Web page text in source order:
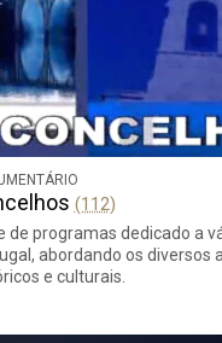
(112)
de programas dedicado a
abordando os diversos
e culturais.